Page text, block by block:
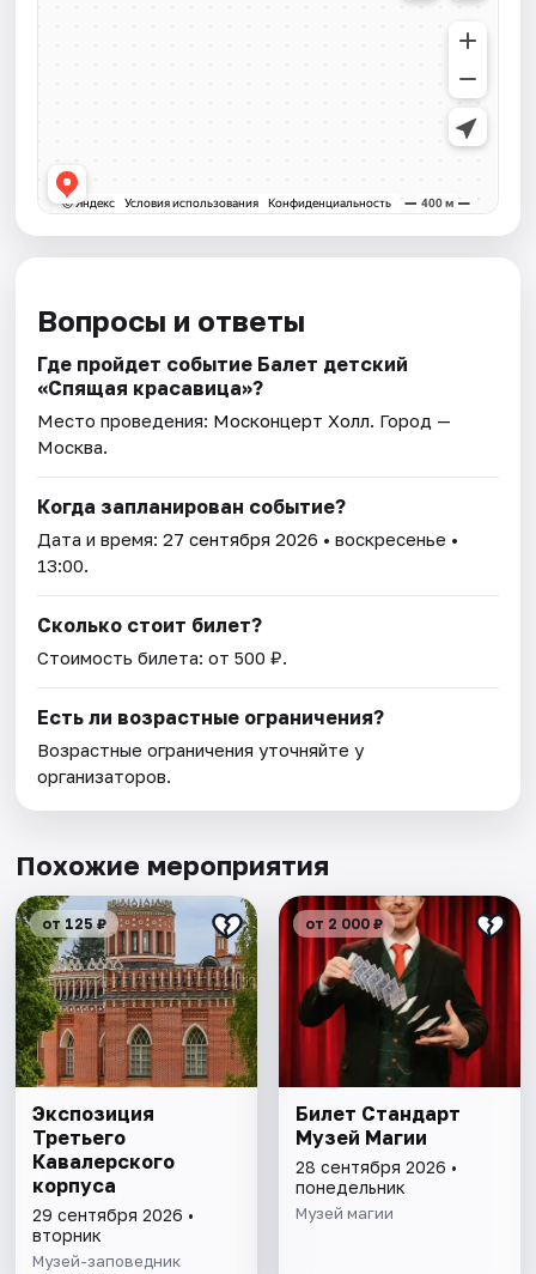
Вопросы и ответы
Где пройдет событие Балет детский
«Спящая красавица»?
Место проведения: Москонцерт Холл. Город —
Москва.
Когда запланирован событие?
Дата и время:27 сентября 2026 • воскресенье •
13:00.
Сколько стоит билет?
Стоимость билета: от 500 ₽.
Есть ли возрастные ограничения?
Возрастные ограничения уточняйте у
организаторов.
Похожие мероприятия
от 125 ₽
Экспозиция
Третьего
Кавалерского
корпуса
29 сентября 2026 •
вторник
Музей-заповедник
от 2 000 ₽
Билет Стандарт
Музей Магии
28 сентября 2026 •
понедельник
Музей магии